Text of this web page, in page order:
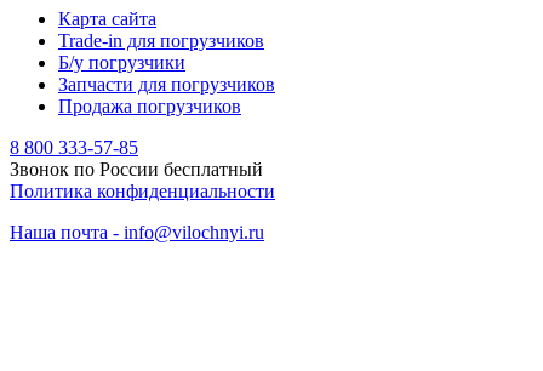
Карта сайта
Trade-in для погрузчиков
Б/у погрузчики
Запчасти для погрузчиков
Продажа погрузчиков
8 800 333-57-85
Звонок по России бесплатный
Политика конфиденциальности
Наша почта - info@vilochnyi.ru